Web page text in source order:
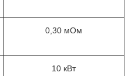
0,30 мОм
10 кВт